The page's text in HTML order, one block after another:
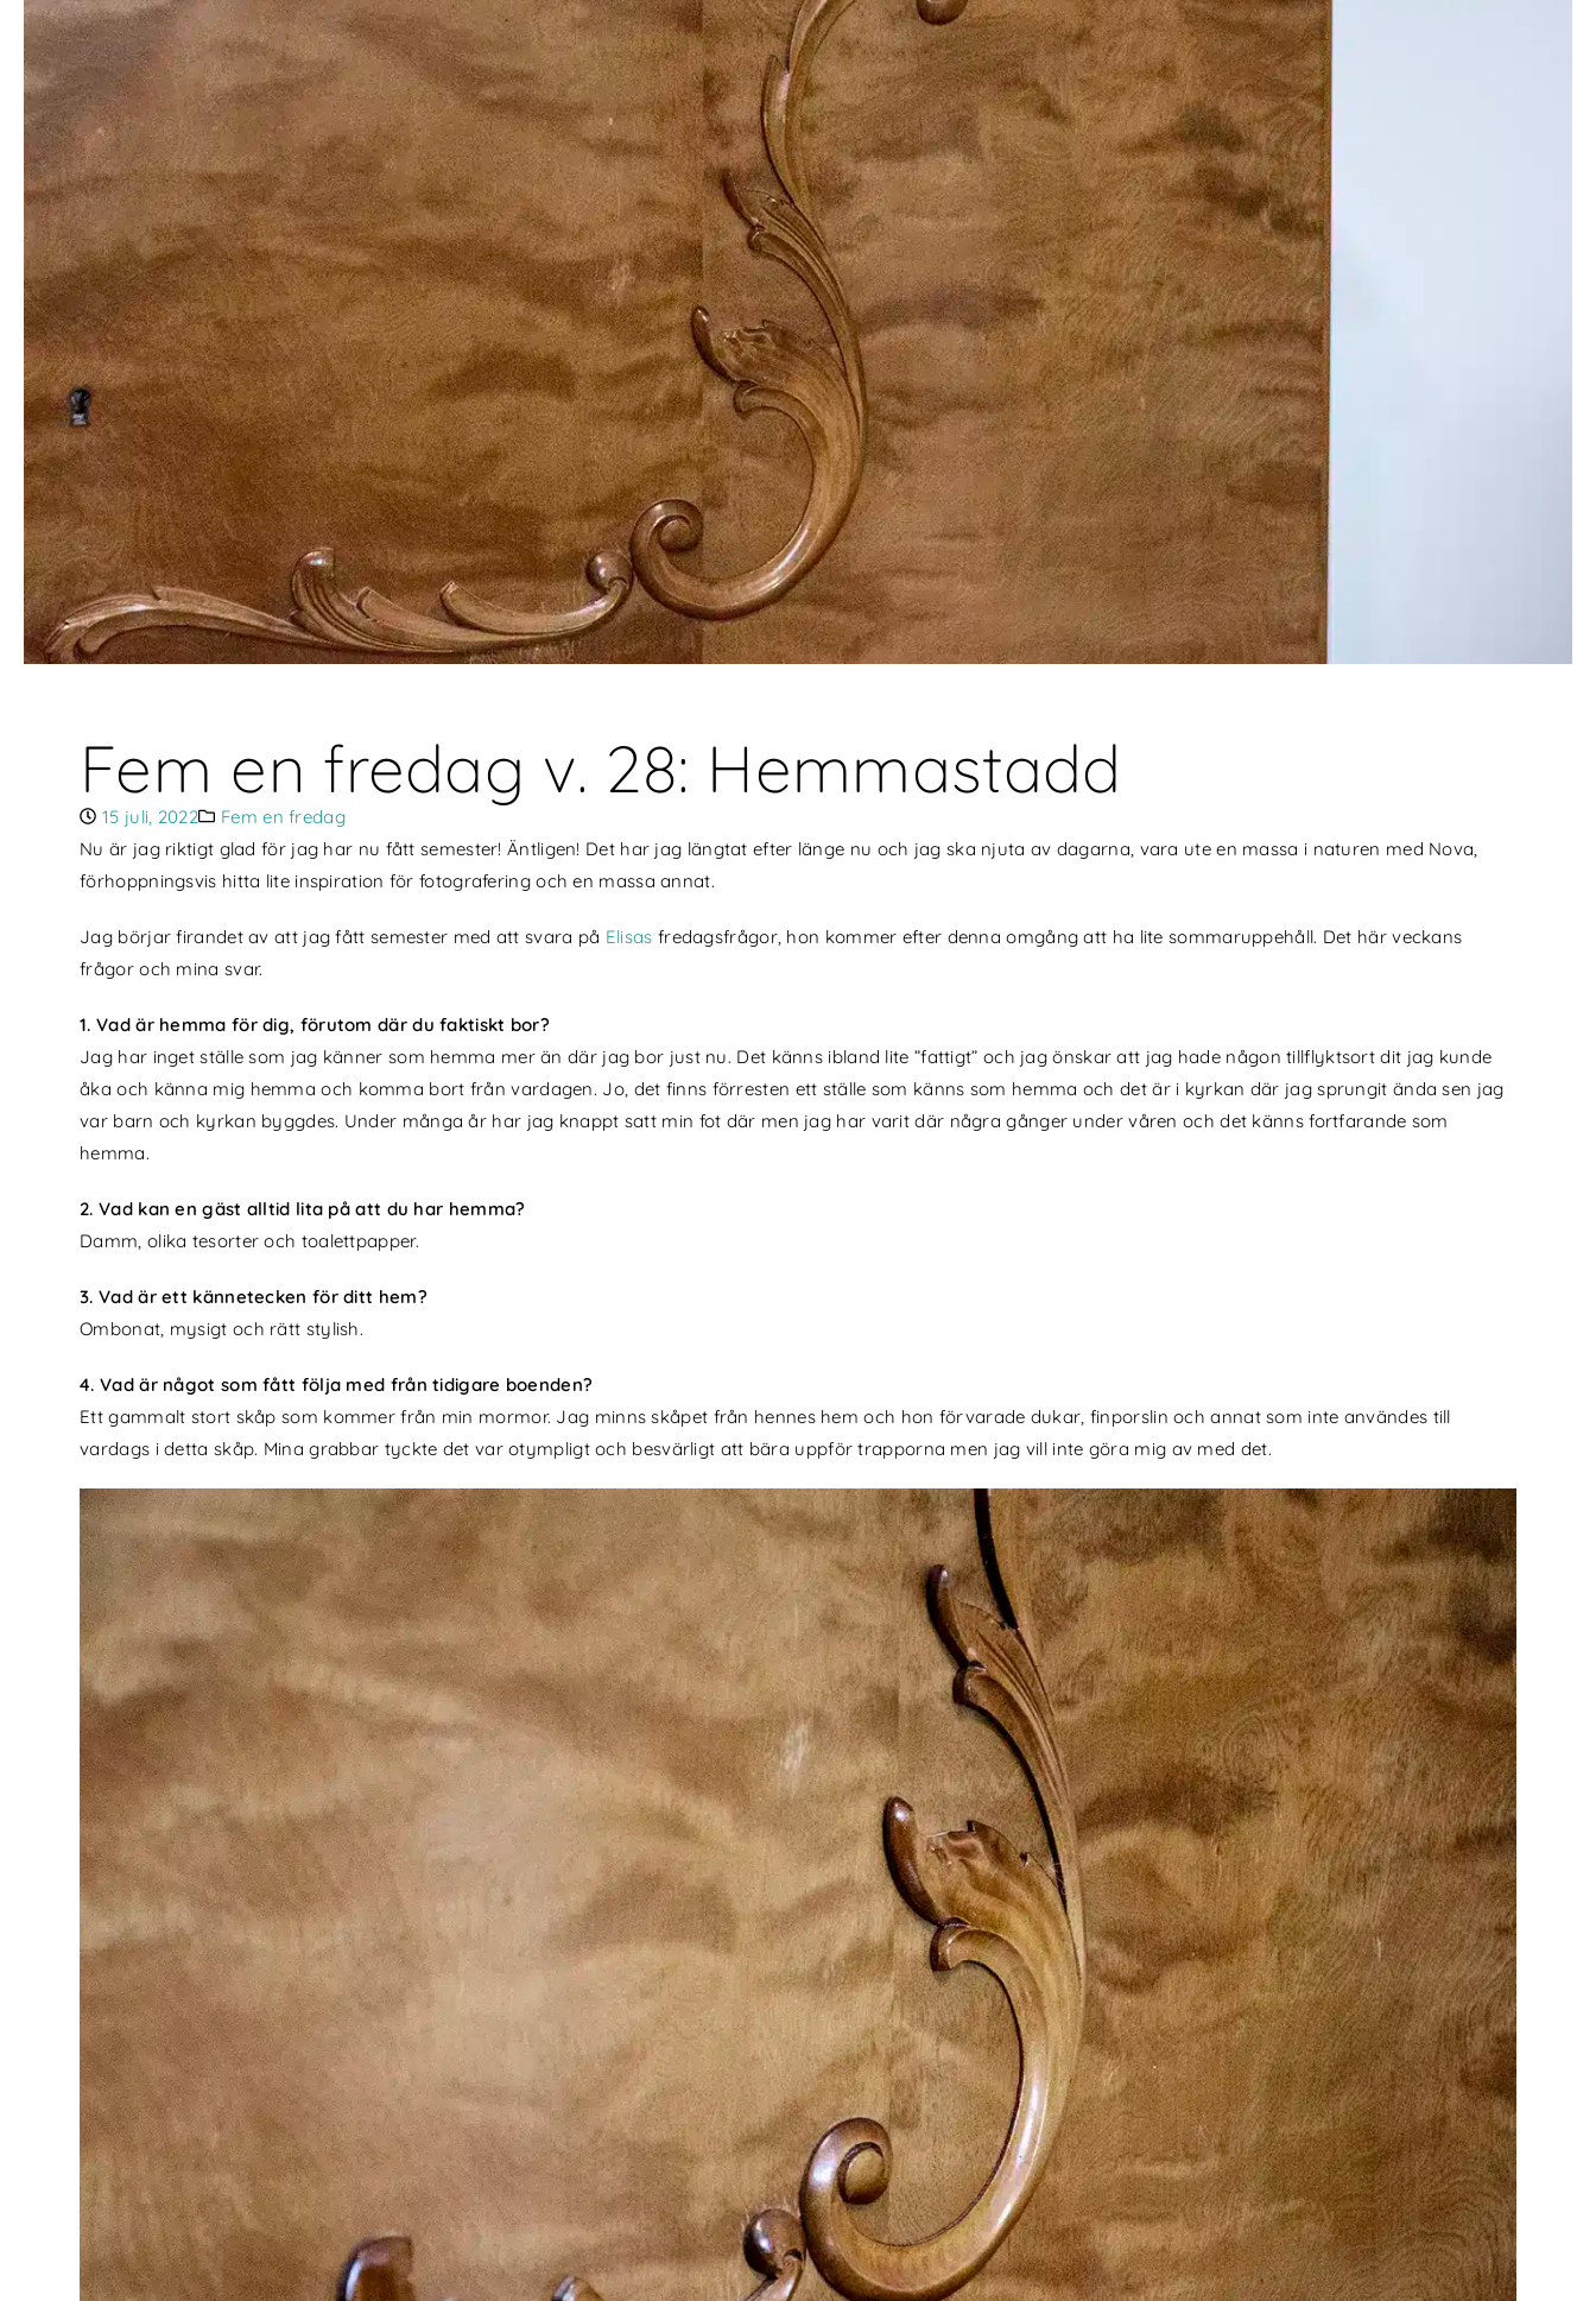
Fem en fredag v. 28: Hemmastadd
15 juli, 2022
Fem en fredag
Nu är jag riktigt glad för jag har nu fått semester! Äntligen! Det har jag längtat efter länge nu och jag ska njuta av dagarna, vara ute en massa i naturen med Nova,
förhoppningsvis hitta lite inspiration för fotografering och en massa annat.
Jag börjar firandet av att jag fått semester med att svara på Elisas fredagsfrågor, hon kommer efter denna omgång att ha lite sommaruppehåll. Det här veckans
frågor och mina svar.
1. Vad är hemma för dig, förutom där du faktiskt bor?
Jag har inget ställe som jag känner som hemma mer än där jag bor just nu. Det känns ibland lite ”fattigt” och jag önskar att jag hade någon tillflyktsort dit jag kunde
åka och känna mig hemma och komma bort från vardagen. Jo, det finns förresten ett ställe som känns som hemma och det är i kyrkan där jag sprungit ända sen jag
var barn och kyrkan byggdes. Under många år har jag knappt satt min fot där men jag har varit där några gånger under våren och det känns fortfarande som
hemma.
2. Vad kan en gäst alltid lita på att du har hemma?
Damm, olika tesorter och toalettpapper.
3. Vad är ett kännetecken för ditt hem?
Ombonat, mysigt och rätt stylish.
4. Vad är något som fått följa med från tidigare boenden?
Ett gammalt stort skåp som kommer från min mormor. Jag minns skåpet från hennes hem och hon förvarade dukar, finporslin och annat som inte användes till
vardags i detta skåp. Mina grabbar tyckte det var otympligt och besvärligt att bära uppför trapporna men jag vill inte göra mig av med det.